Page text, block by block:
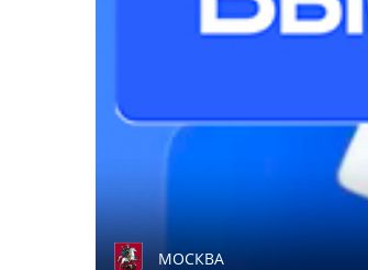
МОСКВА